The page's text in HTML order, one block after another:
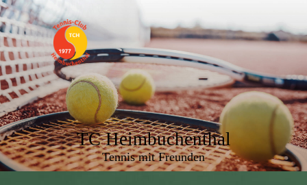
TC Heimbuchenthal
Tennis mit Freunden